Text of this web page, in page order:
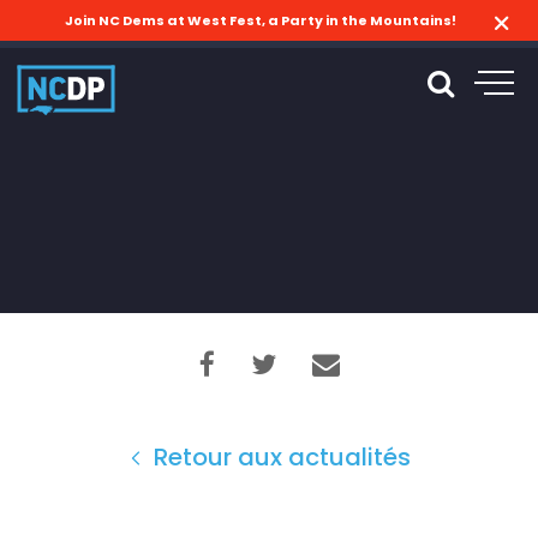
Join NC Dems at West Fest, a Party in the Mountains!
Retour aux actualités